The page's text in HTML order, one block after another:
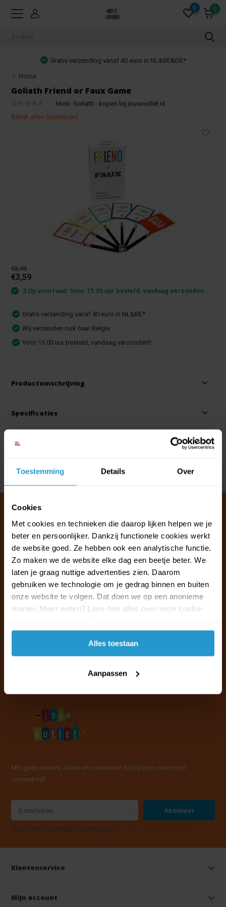
Toestemming Details Over
Cookies
Met cookies en technieken die daarop lijken helpen we je
beter en persoonlijker. Dankzij functionele cookies werkt
de website goed. Ze hebben ook een analytische functie.
Zo maken we de website elke dag een beetje beter. We
laten je graag nuttige advertenties zien. Daarom
gebruiken we technologie om je gedrag binnen en buiten
onze website te volgen. Dat doen we op een anonieme
manier. Meer weten? Lees hier alles over onze cookie-
accepteren.
Alles toestaan
Aanpassen
0 0
Gratis verzending vanaf 40 euro in NL&BE&DE*
Home
Goliath Friend or Faux Game
Merk: Goliath - kopen bij jouwoutlet.nl
Bekijk alles Speelgoed
€3,99
€3,59
2 Op voorraad: Voor 15:00 uur besteld, vandaag verzonden
Gratis verzending vanaf 40 euro in NL&BE*
Wij verzenden ook naar Belgie
Voor 15.00 uur besteld, vandaag verzonden!!
Productomschrijving
Specificaties
Reviews
Delen
Klantenservice & FAQ
Wij staan voor u klaar.
Ma t/m vr van 09:30 - 16:00 telefonisch
+31 (0)13 785 62 41
info@jouwoutlet.nl
Mis geen nieuws, acties en voordelen! Schrijf je in voor onze
nieuwsbrief
Abonneer
* Lees hier de wettelijke beperkingen
Klantenservice
Mijn account